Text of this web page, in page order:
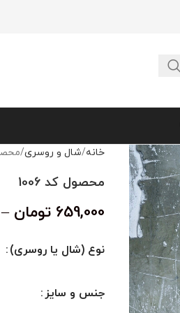
خانه شال و روسری
محصول کد 1006
659,000 تومان –
نوع (شال یا روسری)
جنس و سایز